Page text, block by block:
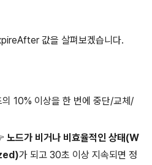
값을 살펴보겠습니다.
10% 이상을 한 번에 중단/교체/
노드가 비거나 비효율적인 상태(W
가 되고 30초 이상 지속되면 정